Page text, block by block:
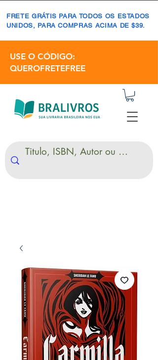
FRETE GRÁTIS PARA TODOS OS ESTADOS
UNIDOS, PARA COMPRAS ACIMA DE $39.
USE O CÓDIGO:
QUEROFRETEFREE